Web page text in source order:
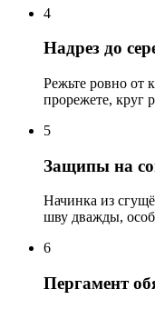
4
Надрез до
Режьте ровно от
прорежете, круг
5
Защипы на
Начинка из
шву дважды,
6
Пергамент